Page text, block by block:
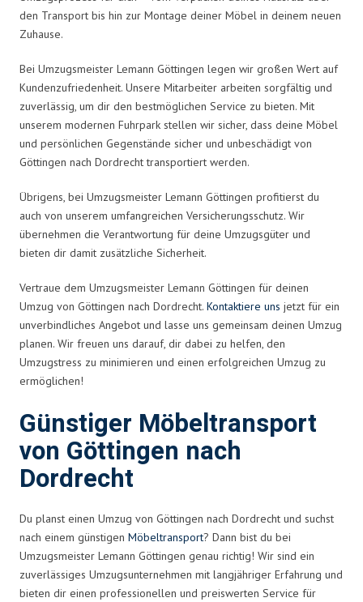
den Transport bis hin zur Montage deiner Möbel in deinem neuen
Zuhause.
Bei Umzugsmeister Lemann Göttingen legen wir großen Wert auf
Kundenzufriedenheit. Unsere Mitarbeiter arbeiten sorgfältig und
zuverlässig, um dir den bestmöglichen Service zu bieten. Mit
unserem modernen Fuhrpark stellen wir sicher, dass deine Möbel
und persönlichen Gegenstände sicher und unbeschädigt von
Göttingen nach Dordrecht transportiert werden.
Übrigens, bei Umzugsmeister Lemann Göttingen profitierst du
auch von unserem umfangreichen Versicherungsschutz. Wir
übernehmen die Verantwortung für deine Umzugsgüter und
bieten dir damit zusätzliche Sicherheit.
Vertraue dem Umzugsmeister Lemann Göttingen für deinen
Umzug von Göttingen nach Dordrecht. Kontaktiere uns jetzt für ein
unverbindliches Angebot und lasse uns gemeinsam deinen Umzug
planen. Wir freuen uns darauf, dir dabei zu helfen, den
Umzugstress zu minimieren und einen erfolgreichen Umzug zu
ermöglichen!
Günstiger Möbeltransport
von Göttingen nach
Dordrecht
Du planst einen Umzug von Göttingen nach Dordrecht und suchst
nach einem günstigen Möbeltransport? Dann bist du bei
Umzugsmeister Lemann Göttingen genau richtig! Wir sind ein
zuverlässiges Umzugsunternehmen mit langjähriger Erfahrung und
bieten dir einen professionellen und preiswerten Service für